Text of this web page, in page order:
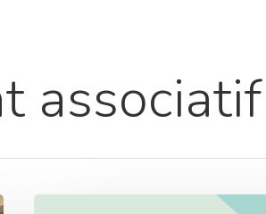
associatif